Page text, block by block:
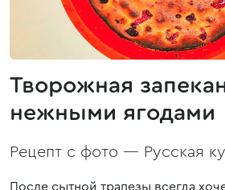
Творожная
нежными ягодами
Рецепт с фото — Русская
После сытной трапезы всегда